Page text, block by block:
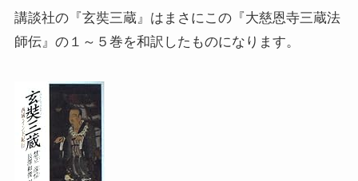
ポーランド編
ボスニア・クロアチア編
イタリア・バチカン編
講談社の『玄奘三蔵』はまさにこの『大慈恩寺三蔵法
師伝』の１～５巻を和訳したものになります。